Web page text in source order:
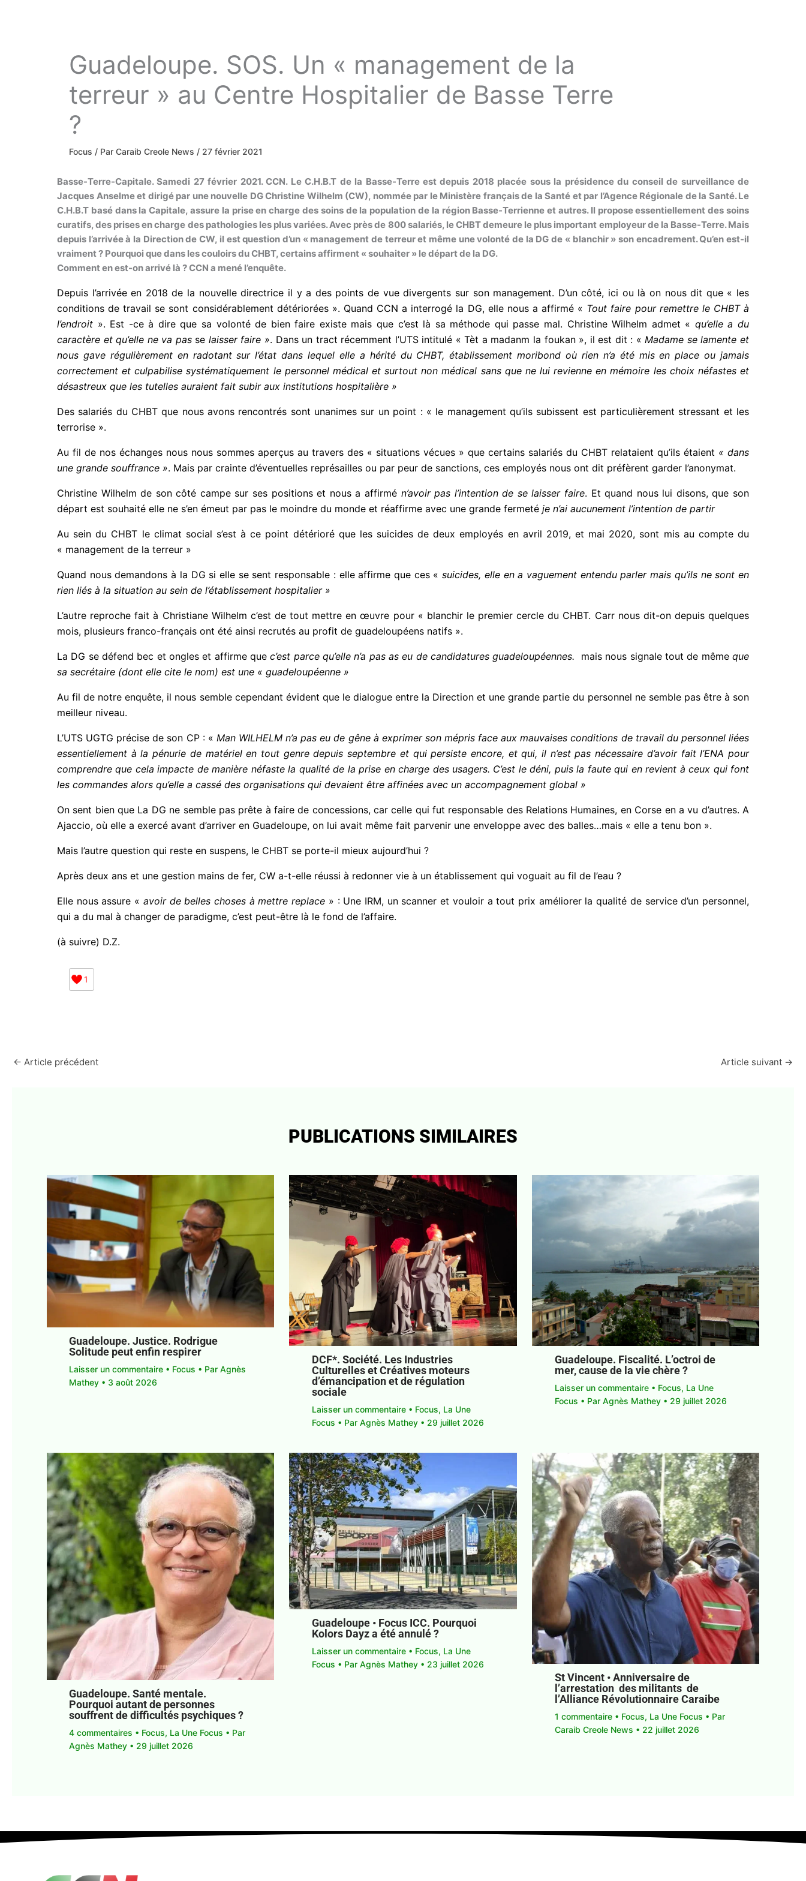
Guadeloupe. SOS. Un « management de la
terreur » au Centre Hospitalier de Basse Terre
?
Focus / Par Caraib Creole News / 27 février 2021
Basse-Terre-Capitale. Samedi 27 février 2021. CCN. Le C.H.B.T de la Basse-Terre est depuis 2018 placée sous la présidence du conseil de surveillance de
Jacques Anselme et dirigé par une nouvelle DG Christine Wilhelm (CW), nommée par le Ministère français de la Santé et par l’Agence Régionale de la Santé. Le
C.H.B.T basé dans la Capitale, assure la prise en charge des soins de la population de la région Basse-Terrienne et autres. Il propose essentiellement des soins
curatifs, des prises en charge des pathologies les plus variées. Avec près de 800 salariés, le CHBT demeure le plus important employeur de la Basse-Terre. Mais
depuis l’arrivée à la Direction de CW, il est question d’un « management de terreur et même une volonté de la DG de « blanchir » son encadrement. Qu’en est-il
vraiment ? Pourquoi que dans les couloirs du CHBT, certains affirment « souhaiter » le départ de la DG.
Comment en est-on arrivé là ? CCN a mené l’enquête.
Depuis l’arrivée en 2018 de la nouvelle directrice il y a des points de vue divergents sur son management. D’un côté, ici ou là on nous dit que « les
conditions de travail se sont considérablement détériorées ». Quand CCN a interrogé la DG, elle nous a affirmé « Tout faire pour remettre le CHBT à
l’endroit ». Est -ce à dire que sa volonté de bien faire existe mais que c’est là sa méthode qui passe mal. Christine Wilhelm admet « qu’elle a du
caractère et qu’elle ne va passe laisser faire ». Dans un tract récemment l’UTS intitulé « Tèt a madanm la foukan », il est dit : « Madame se lamente et
nous gave régulièrement en radotant sur l’état dans lequel elle a hérité du CHBT, établissement moribond où rien n’a été mis en place ou jamais
correctement et culpabilise systématiquement le personnel médical et surtout non médical sans que ne lui revienne en mémoire les choix néfastes et
désastreux que les tutelles auraient fait subir aux institutions hospitalière »
Des salariés du CHBT que nous avons rencontrés sont unanimes sur un point : « le management qu’ils subissent est particulièrement stressant et les
terrorise ».
Au fil de nos échanges nous nous sommes aperçus au travers des « situations vécues » que certains salariés du CHBT relataient qu’ils étaient « dans
une grande souffrance ». Mais par crainte d’éventuelles représailles ou par peur de sanctions, ces employés nous ont dit préfèrent garder l’anonymat.
Christine Wilhelm de son côté campe sur ses positions et nous a affirmé n’avoir pas l’intention de se laisser faire. Et quand nous lui disons, que son
départ est souhaité elle ne s’en émeut par pas le moindre du monde et réaffirme avec une grande fermeté je n’ai aucunement l’intention de partir
Au sein du CHBT le climat social s’est à ce point détérioré que les suicides de deux employés en avril 2019, et mai 2020, sont mis au compte du
« management de la terreur »
Quand nous demandons à la DG si elle se sent responsable : elle affirme que ces «suicides, elle en a vaguement entendu parler mais qu’ils ne sont en
rien liés à la situation au sein de l’établissement hospitalier »
L’autre reproche fait à Christiane Wilhelm c’est de tout mettre en œuvre pour « blanchir le premier cercle du CHBT. Carr nous dit-on depuis quelques
mois, plusieurs franco-français ont été ainsi recrutés au profit de guadeloupéens natifs ».
La DG se défend bec et ongles et affirme quec’est parce qu’elle n’a pas as eu de candidaturesguadeloupéennes. mais nous signale tout de mêmeque
sa secrétaire (dont elle cite le nom) est une « guadeloupéenne »
Au fil de notre enquête, il nous semble cependant évident que le dialogue entre la Direction et une grande partie du personnel ne semble pas être à son
meilleur niveau.
L’UTS UGTG précise de son CP : « Man WILHELM n’a pas eu de gêne à exprimer son mépris face aux mauvaises conditions de travail du personnel liées
essentiellement à la pénurie de matériel en tout genre depuis septembre et qui persiste encore, et qui, il n’est pas nécessaire d’avoir fait l’ENA pour
comprendre que cela impacte de manière néfaste la qualité de la prise en charge des usagers. C’est le déni, puis la faute qui en revient à ceux qui font
les commandes alors qu’elle a cassé des organisations qui devaient être affinées avec un accompagnement global »
On sent bien que La DG ne semble pas prête à faire de concessions, car celle qui fut responsable des Relations Humaines, en Corse en a vu d’autres. A
Ajaccio, où elle a exercé avant d’arriver en Guadeloupe, on lui avait même fait parvenir une enveloppe avec des balles…mais « elle a tenu bon ».
Mais l’autre question qui reste en suspens, le CHBT se porte-il mieux aujourd’hui ?
Après deux ans et une gestion mains de fer, CW a-t-elle réussi à redonner vie à un établissement qui voguait au fil de l’eau ?
Elle nous assure « avoir de belles choses à mettre replace » : Une IRM, un scanner et vouloir a tout prix améliorer la qualité de service d’un personnel,
qui a du mal à changer de paradigme, c’est peut-être là le fond de l’affaire.
(à suivre) D.Z.
1
← Article précédent Article suivant →
PUBLICATIONS SIMILAIRES
Guadeloupe. Justice. Rodrigue
Solitude peut enfin respirer
Laisser un commentaire • Focus • ParAgnès
Mathey • 3 août 2026
DCF*. Société. Les Industries
Culturelles et Créatives moteurs
d’émancipation et de régulation
sociale
Laisser un commentaire • Focus, La Une
Focus • ParAgnès Mathey • 29 juillet 2026
Guadeloupe. Fiscalité. L’octroi de
mer, cause de la vie chère ?
Laisser un commentaire • Focus, La Une
Focus • Par Agnès Mathey • 29 juillet 2026
Guadeloupe. Santé mentale.
Pourquoi autant de personnes
souffrent de difficultés psychiques ?
4 commentaires • Focus, La Une Focus • Par
Agnès Mathey • 29 juillet 2026
Guadeloupe • Focus ICC. Pourquoi
Kolors Dayz a été annulé ?
Laisser un commentaire • Focus, La Une
Focus • ParAgnès Mathey • 23 juillet 2026
St Vincent • Anniversaire de
l’arrestation des militants de
l’Alliance Révolutionnaire Caraibe
1 commentaire • Focus, La Une Focus • Par
Caraib Creole News • 22 juillet 2026